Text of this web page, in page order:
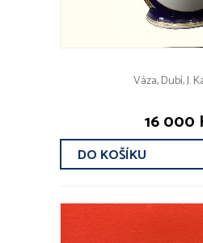
Váza, Dubí, J.
16 000
DO KOŠÍKU